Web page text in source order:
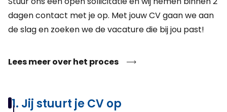
om het materiaal te installeren en bedienen. Jouw taken
omvatten het ondersteunen van collega's, besturen van
vorkheftrucks, opruimen, onderhoudswerkzaamheden,
trainingen.
dagen contact met je op. Met jouw CV gaan we aan
de slag en zoeken we de vacature die bij jou past!
Lees meer over het proces
1. Jij stuurt je CV op